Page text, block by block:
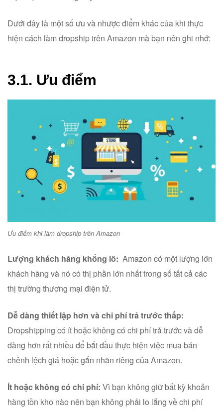
Dưới đây là một số ưu và nhược điểm khác của khi thực
hiện cách làm dropship trên Amazon mà bạn nên ghi nhớ:
3.1. Ưu điểm
Ưu điểm khi làm dropship trên Amazon
Lượng khách hàng khổng lồ: Amazon có một lượng lớn
khách hàng và nó có thị phần lớn nhất trong số tất cả các
thị trường thương mại điện tử.
Dễ dàng thiết lập hơn và chi phí trả trước thấp:
Dropshipping có ít hoặc không có chi phí trả trước và dễ
dàng hơn rất nhiều để bắt đầu thực hiện việc mua bán
chênh lệch giá hoặc gắn nhãn riêng của Amazon.
Ít hoặc không có chi phí: Vì bạn không giữ bất kỳ khoản
hàng tồn kho nào nên bạn không phải lo lắng về chi phí